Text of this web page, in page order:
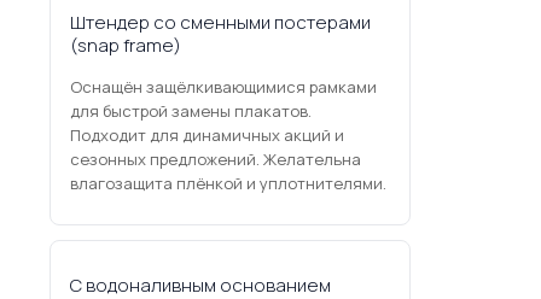
Штендер со сменными постерами
(snap frame)
Оснащён защёлкивающимися рамками
для быстрой замены плакатов.
Подходит для динамичных акций и
сезонных предложений. Желательна
влагозащита плёнкой и уплотнителями.
С водоналивным основанием